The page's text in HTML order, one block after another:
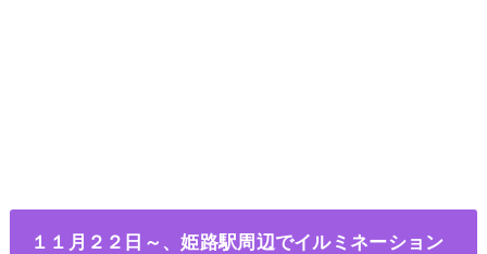
１１月２２日～、姫路駅周辺でイルミネーション